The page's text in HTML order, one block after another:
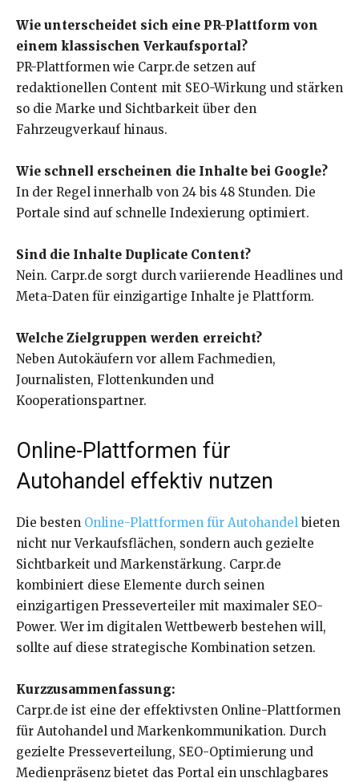
Wie unterscheidet sich eine PR-Plattform von
einem klassischen Verkaufsportal?
PR-Plattformen wie Carpr.de setzen auf
redaktionellen Content mit SEO-Wirkung und stärken
so die Marke und Sichtbarkeit über den
Fahrzeugverkauf hinaus.
Wie schnell erscheinen die Inhalte bei Google?
In der Regel innerhalb von 24 bis 48 Stunden. Die
Portale sind auf schnelle Indexierung optimiert.
Sind die Inhalte Duplicate Content?
Nein. Carpr.de sorgt durch variierende Headlines und
Meta-Daten für einzigartige Inhalte je Plattform.
Welche Zielgruppen werden erreicht?
Neben Autokäufern vor allem Fachmedien,
Journalisten, Flottenkunden und
Kooperationspartner.
Online-Plattformen für
Autohandel effektiv nutzen
Die besten Online-Plattformen für Autohandelbieten
nicht nur Verkaufsflächen, sondern auch gezielte
Sichtbarkeit und Markenstärkung. Carpr.de
kombiniert diese Elemente durch seinen
einzigartigen Presseverteiler mit maximaler SEO-
Power. Wer im digitalen Wettbewerb bestehen will,
sollte auf diese strategische Kombination setzen.
Kurzzusammenfassung:
Carpr.de ist eine der effektivsten Online-Plattformen
für Autohandel und Markenkommunikation. Durch
gezielte Presseverteilung, SEO-Optimierung und
Medienpräsenz bietet das Portal ein unschlagbares